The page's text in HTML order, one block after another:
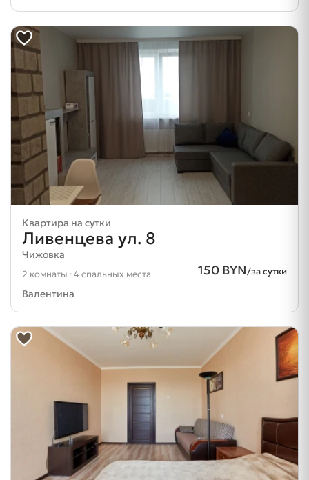
Квартира на сутки
Ливенцева ул. 8
Чижовка
150 BYN/за сутки
2 комнаты · 4 спальных места
Валентина